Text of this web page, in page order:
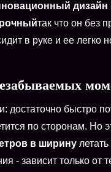
дизайн
так что он без
в руке и ее легко
достаточно быстро
по сторонам.
в ширину
- зависит только от